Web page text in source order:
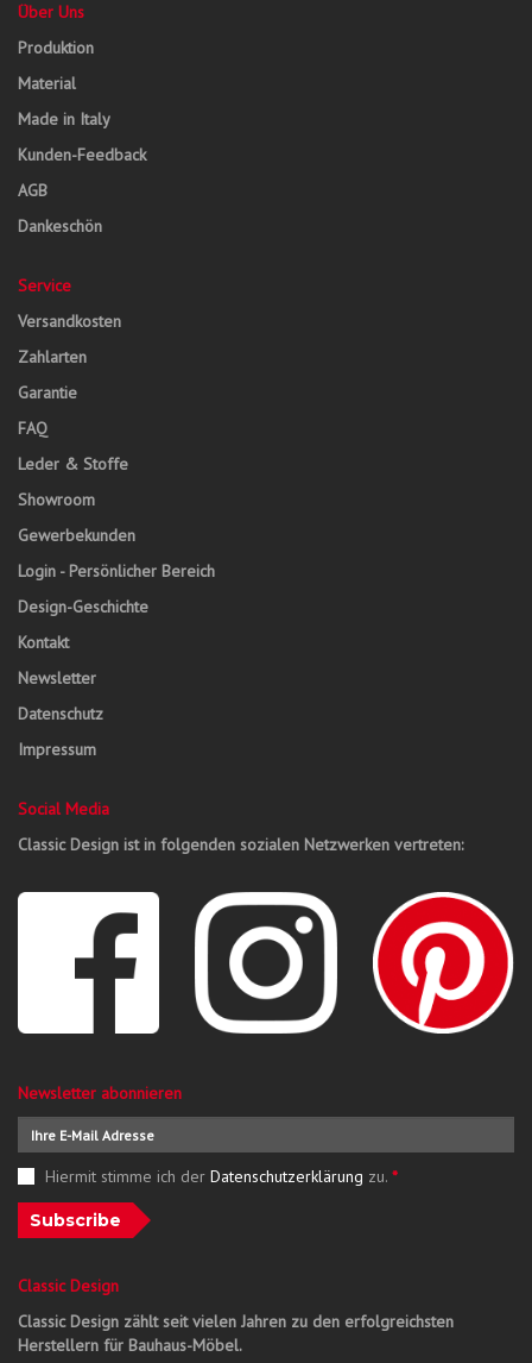
Über Uns
Produktion
Material
Made in Italy
Kunden-Feedback
AGB
Dankeschön
Service
Versandkosten
Zahlarten
Garantie
FAQ
Leder & Stoffe
Showroom
Gewerbekunden
Login - Persönlicher Bereich
Design-Geschichte
Kontakt
Newsletter
Datenschutz
Impressum
Social Media
Classic Design ist in folgenden sozialen Netzwerken vertreten:
Newsletter abonnieren
Hiermit stimme ich der Datenschutzerklärung zu. *
Subscribe
Classic Design
Classic Design zählt seit vielen Jahren zu den erfolgreichsten
Herstellern für Bauhaus-Möbel.